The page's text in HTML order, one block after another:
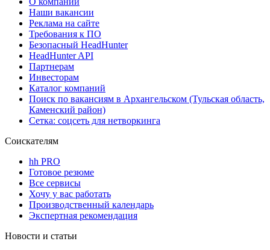
Наши вакансии
Реклама на сайте
Требования к ПО
Безопасный HeadHunter
HeadHunter API
Партнерам
Инвесторам
Каталог компаний
Поиск по вакансиям в Архангельском (Тульская область,
Каменский район)
Сетка: соцсеть для нетворкинга
Соискателям
hh PRO
Готовое резюме
Все сервисы
Хочу у вас работать
Производственный календарь
Экспертная рекомендация
Новости и статьи